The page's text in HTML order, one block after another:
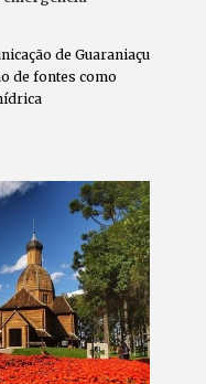
de Guaraniaçu
de fontes como